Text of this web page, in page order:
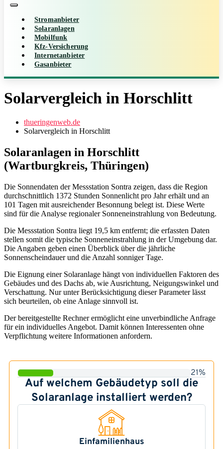
Stromanbieter
Solaranlagen
Mobilfunk
Kfz-Versicherung
Internetanbieter
Gasanbieter
Solarvergleich in Horschlitt
thueringenweb.de
Solarvergleich in Horschlitt
Solaranlagen in Horschlitt
(Wartburgkreis, Thüringen)
Die Sonnendaten der Messstation Sontra zeigen, dass die Region
durchschnittlich 1372 Stunden Sonnenlicht pro Jahr erhält und an
101 Tagen mit ausreichender Besonnung belegt ist. Diese Werte
sind für die Analyse regionaler Sonneneinstrahlung von Bedeutung.
Die Messstation Sontra liegt 19,5 km entfernt; die erfassten Daten
stellen somit die typische Sonneneinstrahlung in der Umgebung dar.
Die Angaben geben einen Überblick über die jährliche
Sonnenscheindauer und die Anzahl sonniger Tage.
Die Eignung einer Solaranlage hängt von individuellen Faktoren des
Gebäudes und des Dachs ab, wie Ausrichtung, Neigungswinkel und
Verschattung. Nur unter Berücksichtigung dieser Parameter lässt
sich beurteilen, ob eine Anlage sinnvoll ist.
Der bereitgestellte Rechner ermöglicht eine unverbindliche Anfrage
für ein individuelles Angebot. Damit können Interessenten ohne
Verpflichtung weitere Informationen anfordern.